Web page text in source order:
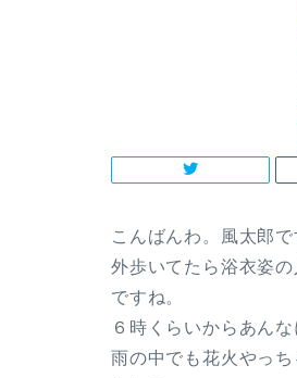
こんばんわ。風太郎で
外歩いてたら浴衣姿
ですね。
６時くらいからあん
雨の中でも花火やっ